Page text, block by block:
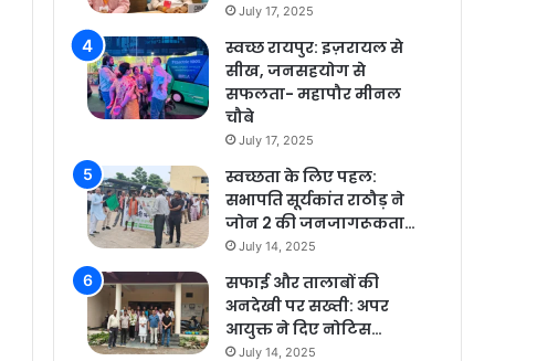
July 17, 2025
स्वच्छ रायपुर: इज़रायल से
सीख, जनसहयोग से
सफलता- महापौर मीनल
चौबे
July 17, 2025
स्वच्छता के लिए पहल:
सभापति सूर्यकांत राठौड़ ने
जोन 2 की जनजागरूकता…
July 14, 2025
सफाई और तालाबों की
अनदेखी पर सख्ती: अपर
आयुक्त ने दिए नोटिस…
July 14, 2025